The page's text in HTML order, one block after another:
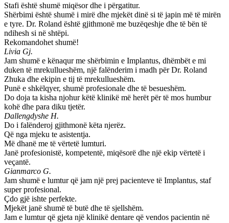
Stafi është shumë miqësor dhe i përgatitur.
Shërbimi është shumë i mirë dhe mjekët dinë si të japin më të mirën
e tyre. Dr. Roland është gjithmonë me buzëqeshje dhe të bën të
ndihesh si në shtëpi.
Rekomandohet shumë!
Livia Gj.
Jam shumë e kënaqur me shërbimin e Implantus, dhëmbët e mi
duken të mrekullueshëm, një falënderim i madh për Dr. Roland
Zhuka dhe ekipin e tij të mrekullueshëm.
Punë e shkëlqyer, shumë profesionale dhe të besueshëm.
Do doja ta kisha njohur këtë klinikë më herët për të mos humbur
kohë dhe para diku tjetër.
Dallengdyshe H.
Do i falënderoj gjithmonë këta njerëz.
Që nga mjeku te asistentja.
Më dhanë me të vërtetë lumturi.
Janë profesionistë, kompetentë, miqësorë dhe një ekip vërtetë i
veçantë.
Gianmarco G.
Jam shumë e lumtur që jam një prej pacienteve të Implantus, staf
super profesional.
Çdo gjë ishte perfekte.
Mjekët janë shumë të butë dhe të sjellshëm.
Jam e lumtur që gjeta një klinikë dentare që vendos pacientin në